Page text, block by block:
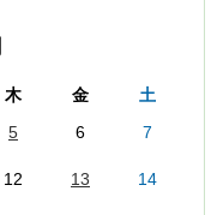
木 金
土
5 6 7
12 13 14